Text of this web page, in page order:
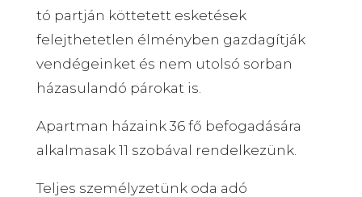
tó partján köttetett esketések
felejthetetlen élményben gazdagítják
vendégeinket és nem utolsó sorban
házasulandó párokat is.
Apartman házaink 36 fő befogadására
alkalmasak 11 szobával rendelkezünk.
Teljes személyzetünk oda adó